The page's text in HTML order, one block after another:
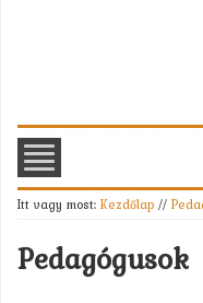
Itt vagy most: Kezdőlap //
Pedagógusok